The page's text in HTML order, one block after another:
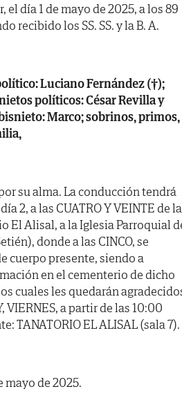
el día 1 de mayo de 2025, a los 89
recibido los SS. SS. y la B. A.
Luciano Fernández (†);
políticos: César Revilla y
Marco; sobrinos, primos,
su alma. La conducción tendrá
2, a las CUATRO Y VEINTE de la
El Alisal, a la Iglesia Parroquial
donde a las CINCO, se
cuerpo presente, siendo a
en el cementerio de dicho
cuales les quedarán
VIERNES, a partir de las 10:00
TANATORIO EL ALISAL (sala 7).
mayo de 2025.